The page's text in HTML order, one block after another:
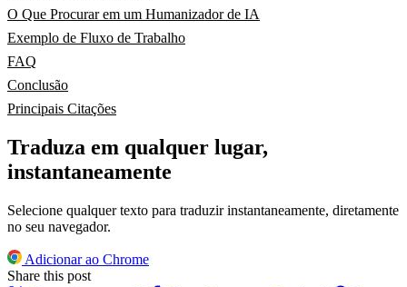
O Que Procurar em um Humanizador de IA
Exemplo de Fluxo de Trabalho
FAQ
Conclusão
Principais Citações
Traduza em qualquer lugar,
instantaneamente
Selecione qualquer texto para traduzir instantaneamente, diretamente
no seu navegador.
Adicionar ao Chrome
Share this post